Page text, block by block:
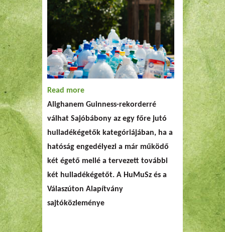
Read more
hulladékégető Sajóbábonyban
Alighanem Guinness-rekorderré
válhat Sajóbábony az egy főre jutó
hulladékégetők kategóriájában, ha a
hatóság engedélyezi a már működő
két égető mellé a tervezett további
két hulladékégetőt. A HuMuSz és a
Válaszúton Alapítvány
sajtóközleménye